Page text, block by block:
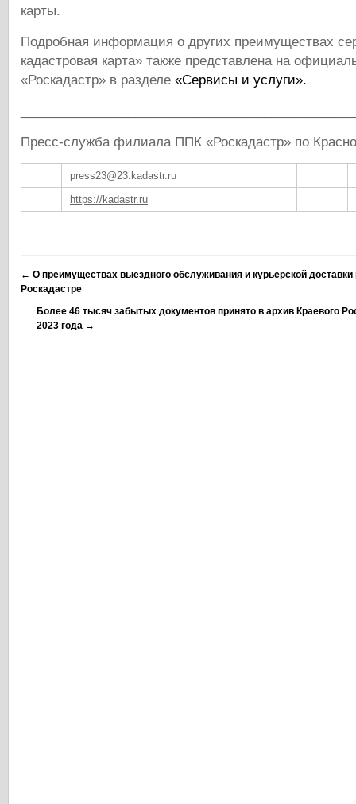
карты.
Подробная информация о других преимуществах
кадастровая карта» также представлена на
«Роскадастр» в разделе «Сервисы и услуги».
Пресс-служба филиала ППК «Роскадастр» по
press23@23.kadastr.ru
https://kadastr.ru
← О преимуществах выездного обслуживания и курьерской доставки
Роскадастре
Более 46 тысяч забытых документов принято в архив Краевого
2023 года →